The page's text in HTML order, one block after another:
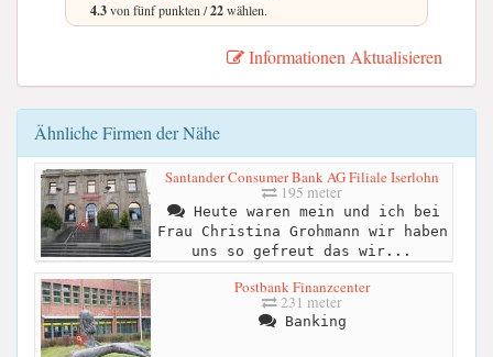
4.3von fünf punkten /22wählen.
Informationen Aktualisieren
Ähnliche Firmen der Nähe
Santander Consumer Bank AG Filiale Iserlohn
195 meter
Heute waren mein und ich bei
Frau Christina Grohmann wir haben
uns so gefreut das wir...
Postbank Finanzcenter
231 meter
Banking